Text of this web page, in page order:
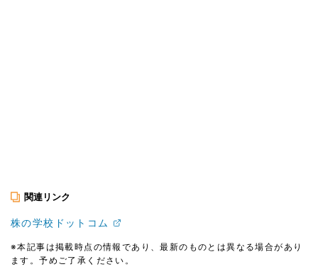
関連リンク
株の学校ドットコム
※本記事は掲載時点の情報であり、最新のものとは異なる場合があり
ます。予めご了承ください。